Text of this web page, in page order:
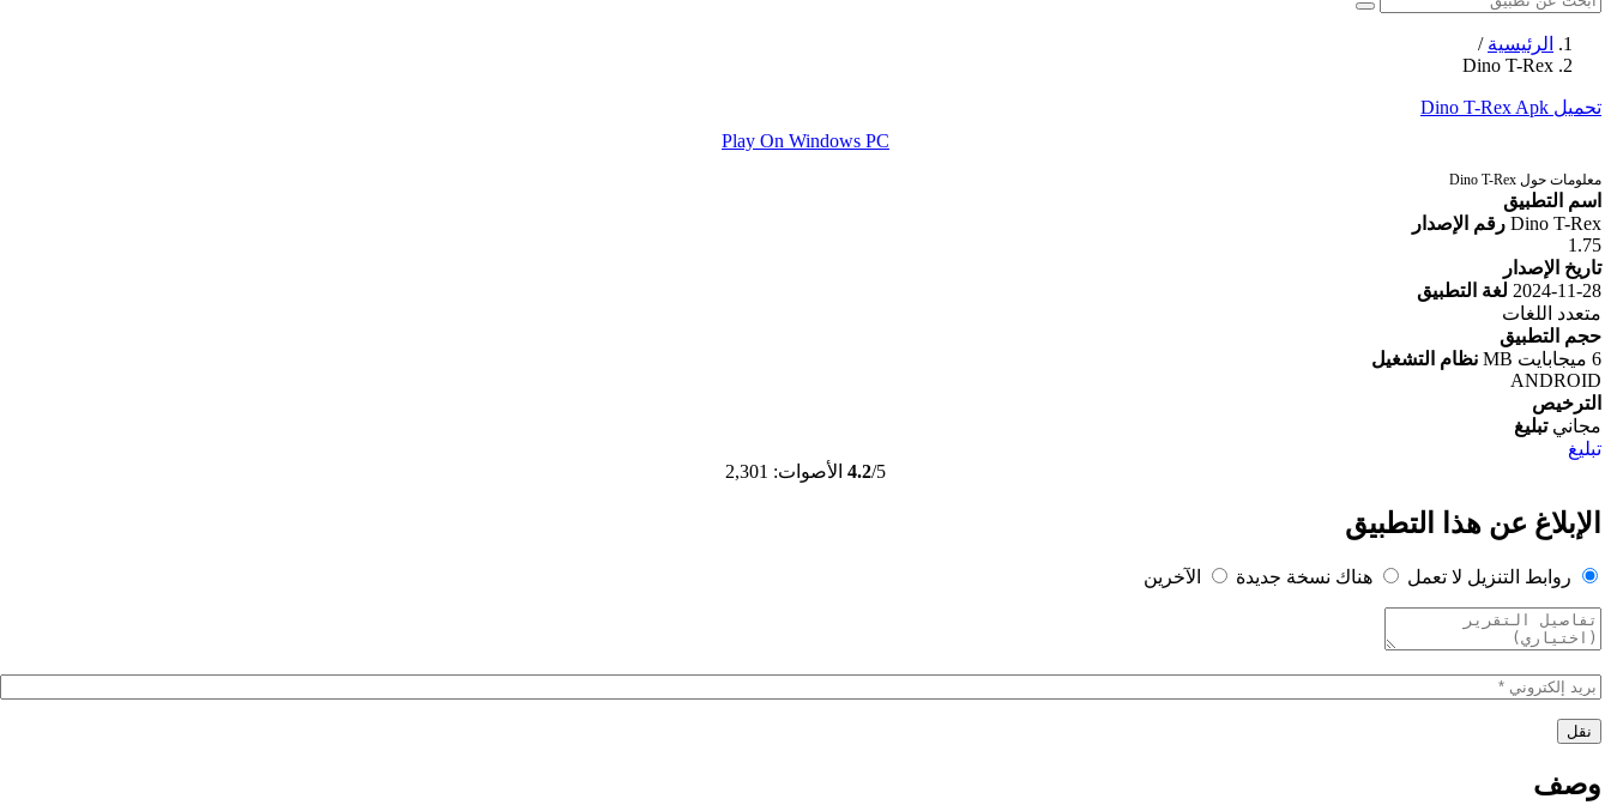
الرئيسية /
Dino T-Rex
تحميل Dino T-Rex Apk
Play On Windows PC
معلومات حول Dino T-Rex
اسم التطبيق
Dino T-Rex رقم الإصدار
1.75
تاريخ الإصدار
2024-11-28 لغة التطبيق
متعدد اللغات
حجم التطبيق
6 ميجابايت MB
نظام التشغيل
ANDROID
الترخيص
مجاني تبليغ
تبليغ
4.2/5 الأصوات: 2,301
الإبلاغ عن هذا التطبيق
روابط التنزيل لا تعمل هناك نسخة جديدة الآخرين
وصف